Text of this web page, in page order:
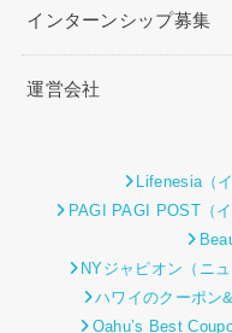
インターンシップ募集
運営会社
Lifenesia（
PAGI PAGI POST（
NYジャピオン（ニ
ハワイのクーポン
Oahu’s Best